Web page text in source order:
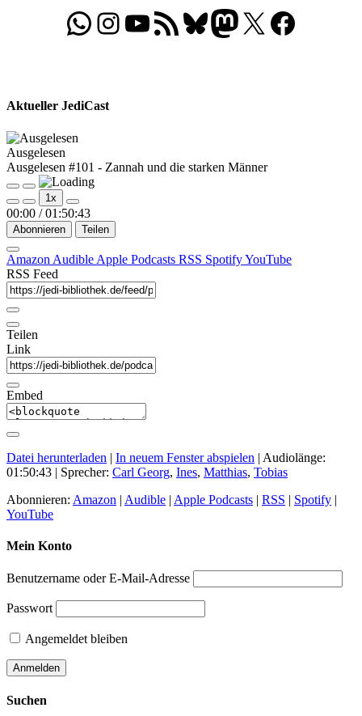
WhatsApp
Folgt uns auf Instagram
Besucht unseren YouTube-Kanal
RSS-FeedBluesky
Folgt uns auf Mastodon
X Folgt uns auf
Aktueller JediCast
Ausgelesen
Ausgelesen #101 - Zannah und die starken Männer
Play
Episode
Pause
Episode
1x
00:00 / 01:50:43
Abonnieren Teilen
Amazon Audible Apple Podcasts RSS SpotifyYouTube
RSS Feed
Teilen
Link
Embed
Datei herunterladen | In neuem Fenster abspielen | Audiolänge:
01:50:43 | Sprecher: Carl Georg, Ines, Matthias, Tobias
Abonnieren: Amazon | Audible | Apple Podcasts | RSS | Spotify |
YouTube
Mein Konto
Benutzername oder E-Mail-Adresse
Passwort
Angemeldet bleiben
Suchen